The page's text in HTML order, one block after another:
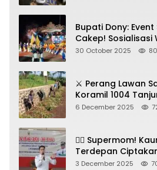
Bupati Dony:
Cakep! Sosialisasi
Seni Budaya!
30 October 2025
⚔️ Perang Lawan
Koramil 1004
Bersihkan
6 December 2025
🦸‍♀️ Supermom!
Terdepan
Sumedang
3 December 2025